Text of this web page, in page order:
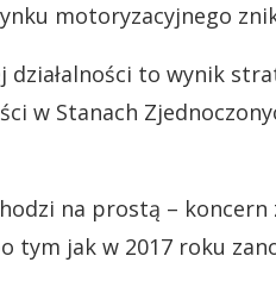
motoryzacyjnego
działalności to wynik
w Stanach
na prostą – koncern
tym jak w 2017 roku